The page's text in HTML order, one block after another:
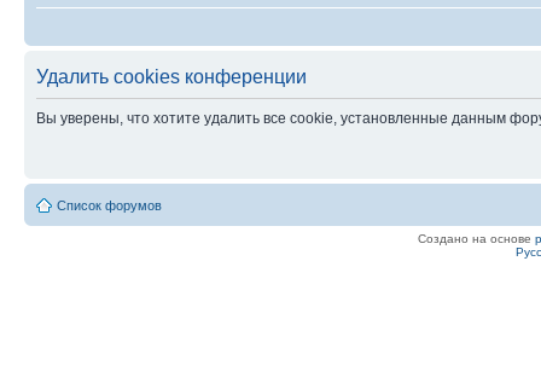
Удалить cookies конференции
Вы уверены, что хотите удалить все cookie, установленные данным
Список форумов
Создано на основе